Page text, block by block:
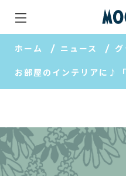
ホーム ニュース